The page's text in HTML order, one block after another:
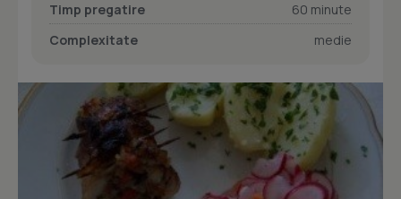
Timp pregatire
60 minute
Complexitate
medie